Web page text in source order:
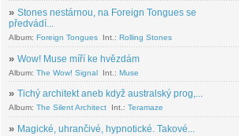
» Stones nestárnou, na Foreign Tongues se
předvádí...
Album: Foreign Tongues Int.: Rolling Stones
» Wow! Muse míří ke hvězdám
Album: The Wow! Signal Int.: Muse
» Tichý architekt aneb když australský prog,...
Album: The Silent Architect Int.: Teramaze
» Magické, uhrančivé, hypnotické. Takové...